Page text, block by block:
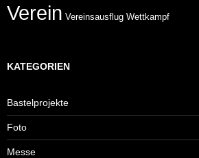
Verein Vereinsausflug Wettkampf
KATEGORIEN
Bastelprojekte
Foto
Messe